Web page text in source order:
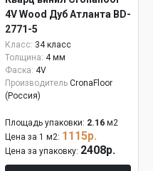
4V Wood Дуб Атланта BD-
2771-5
Класс: 34 класс
Толщина: 4 мм
Фаска: 4V
Производитель CronaFloor
(Россия)
Площадь упаковки: 2.16 м2
Цена за 1 м2: 1115р.
Цена за упаковку: 2408р.